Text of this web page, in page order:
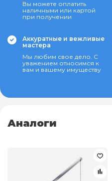
Вы можете оплатить
наличными или картой
при получении
Аккуратные и вежливые
мастера
Мы любим свое дело. С
уважением относимся к
вам и вашему имуществу
Аналоги